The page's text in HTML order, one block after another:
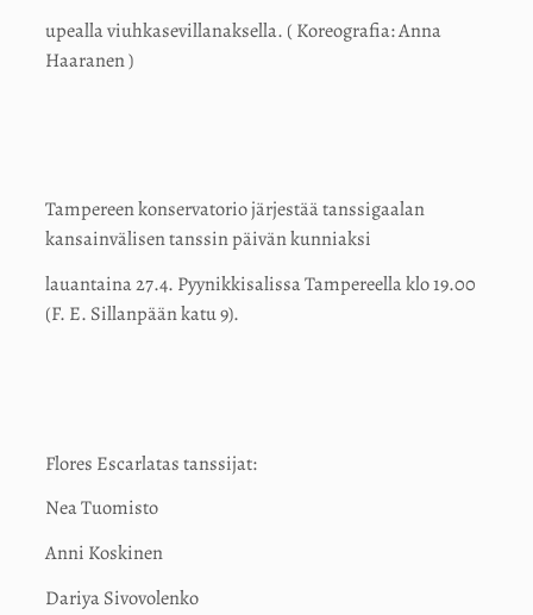
upealla viuhkasevillanaksella. ( Koreografia: Anna
Haaranen )
Tampereen konservatorio järjestää tanssigaalan
kansainvälisen tanssin päivän kunniaksi
lauantaina 27.4. Pyynikkisalissa Tampereella klo 19.00
(F. E. Sillanpään katu 9).
Flores Escarlatas tanssijat:
Nea Tuomisto
Anni Koskinen
Dariya Sivovolenko